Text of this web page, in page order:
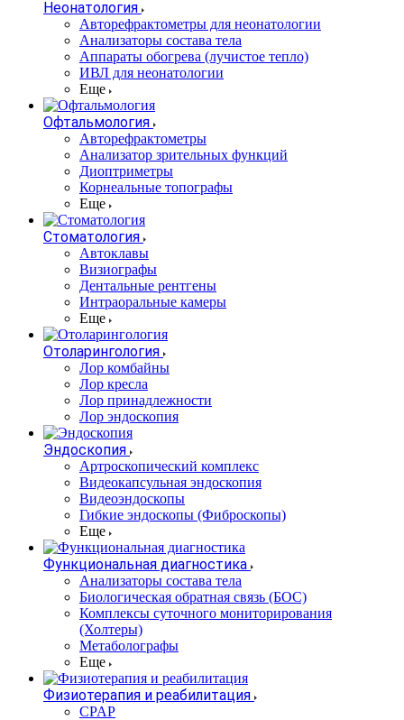
Неонатология
Авторефрактометры для неонатологии
Анализаторы состава тела
Аппараты обогрева (лучистое тепло)
ИВЛ для неонатологии
Еще
Офтальмология
Авторефрактометры
Анализатор зрительных функций
Диоптриметры
Корнеальные топографы
Еще
Стоматология
Автоклавы
Визиографы
Дентальные рентгены
Интраоральные камеры
Еще
Отоларингология
Лор комбайны
Лор кресла
Лор принадлежности
Лор эндоскопия
Эндоскопия
Артроскопический комплекс
Видеокапсульная эндоскопия
Видеоэндоскопы
Гибкие эндоскопы (Фиброcкопы)
Еще
Функциональная диагностика
Анализаторы состава тела
Биологическая обратная связь (БОС)
Комплексы суточного мониторирования
(Холтеры)
Метаболографы
Еще
Физиотерапия и реабилитация
CPAP